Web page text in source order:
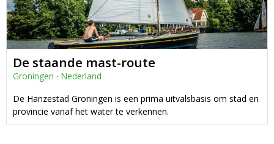
De staande mast-route
Groningen · Nederland
De Hanzestad Groningen is een prima uitvalsbasis om stad en
provincie vanaf het water te verkennen.